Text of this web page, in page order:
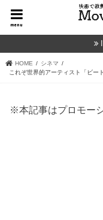
menu
HOME
シネマ
これぞ世界的アーティスト「ビー
※本記事はプロモー